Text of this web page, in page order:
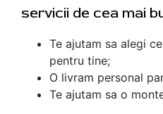
servicii de cea mai
Te ajutam sa alegi
pentru tine;
O livram personal
Te ajutam sa o